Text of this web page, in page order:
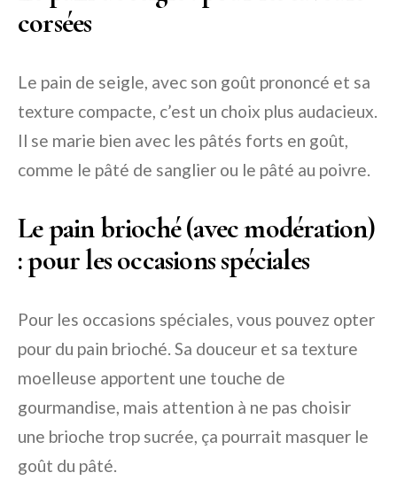
corsées
Le pain de seigle, avec son goût prononcé et sa
texture compacte, c’est un choix plus audacieux.
Il se marie bien avec les pâtés forts en goût,
comme le pâté de sanglier ou le pâté au poivre.
Le pain brioché (avec modération)
: pour les occasions spéciales
Pour les occasions spéciales, vous pouvez opter
pour du pain brioché. Sa douceur et sa texture
moelleuse apportent une touche de
gourmandise, mais attention à ne pas choisir
une brioche trop sucrée, ça pourrait masquer le
goût du pâté.